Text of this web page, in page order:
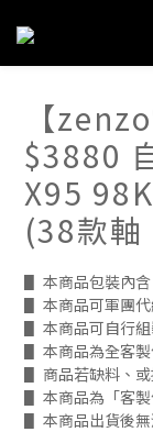
【
$3880
X95
(38款
▋ 本商品包裝內含
▋ 本商品可軍團代
▋ 本商品可自行組
▋ 本商品為全客製
▋ 商品若缺料、或
▋ 本商品為「客製
▋ 本商品出貨後無